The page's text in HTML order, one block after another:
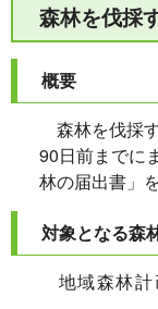
森林を伐採
概要
森林を伐採
90日前までに
林の届出書」
対象となる森
地域森林計